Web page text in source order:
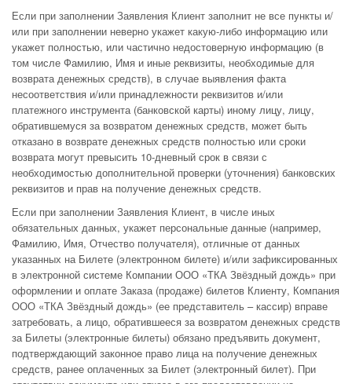
Если при заполнении Заявления Клиент заполнит не все пункты и/
или при заполнении неверно укажет какую-либо информацию или
укажет полностью, или частично недостоверную информацию (в
том числе Фамилию, Имя и иные реквизиты, необходимые для
возврата денежных средств), в случае выявления факта
несоответствия и/или принадлежности реквизитов и/или
платежного инструмента (банковской карты) иному лицу, лицу,
обратившемуся за возвратом денежных средств, может быть
отказано в возврате денежных средств полностью или сроки
возврата могут превысить 10-дневный срок в связи с
необходимостью дополнительной проверки (уточнения) банковских
реквизитов и прав на получение денежных средств.
Если при заполнении Заявления Клиент, в числе иных
обязательных данных, укажет персональные данные (например,
Фамилию, Имя, Отчество получателя), отличные от данных
указанных на Билете (электронном билете) и/или зафиксированных
в электронной системе Компании ООО «ТКА Звёздный дождь» при
оформлении и оплате Заказа (продаже) билетов Клиенту, Компания
ООО «ТКА Звёздный дождь» (ее представитель – кассир) вправе
затребовать, а лицо, обратившееся за возвратом денежных средств
за Билеты (электронные билеты) обязано предъявить документ,
подтверждающий законное право лица на получение денежных
средств, ранее оплаченных за Билет (электронный билет). При